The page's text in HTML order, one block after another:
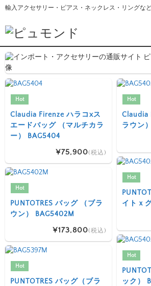
輸入アクセサリー・ピアス・ネックレス・リングな
Hot
Claudia Firenze ハラコxス
エードバッグ （マルチカラ
ー） BAG5404
¥75,900(税込)
Hot
Claudia
ラウン
Hot
イトｘ
Hot
PUNTOTRES バッグ （ブラ
ウン） BAG5402M
¥173,800(税込)
Hot
ック）
Hot
PUNTOTRES バッグ（ブラ